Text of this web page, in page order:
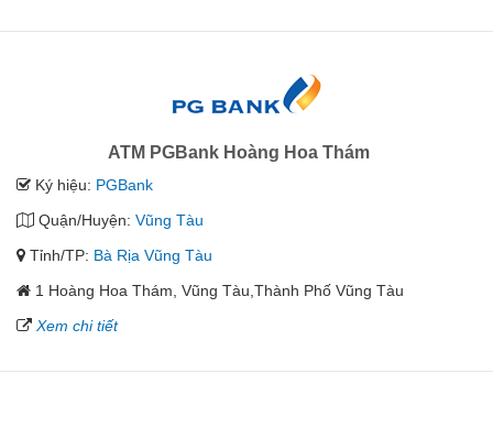
ATM PGBank Hoàng Hoa Thám
Ký hiệu: PGBank
Quận/Huyện: Vũng Tàu
Tỉnh/TP: Bà Rịa Vũng Tàu
1 Hoàng Hoa Thám, Vũng Tàu,Thành Phố Vũng Tàu
Xem chi tiết